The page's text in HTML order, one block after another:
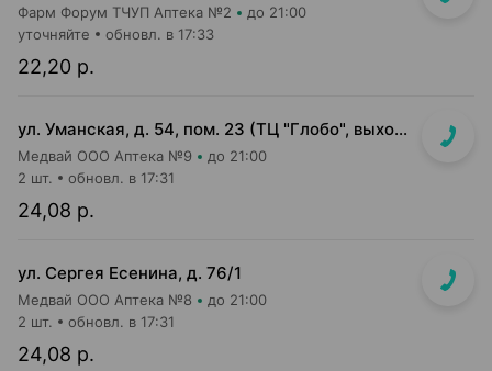
Фарм Форум ТЧУП Аптека №2 до 21:00
22,20 р.
уточняйте обновл. в 17:33
ул. Уманская, д. 54, пом. 23 (ТЦ "Глобо", выход в сторону паркинга)
Медвай ООО Аптека №9 до 21:00
24,08 р.
2 шт. обновл. в 17:31
ул. Сергея Есенина, д. 76/1
Медвай ООО Аптека №8 до 21:00
24,08 р.
2 шт. обновл. в 17:31